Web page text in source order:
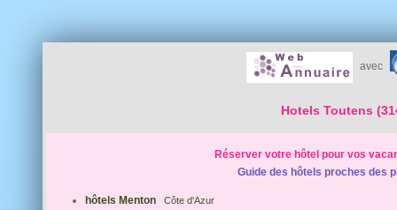
avec
Hotels Toutens
Réserver votre hôtel pour vos
Guide des hôtels proches des
hôtels Menton Côte d'Azur